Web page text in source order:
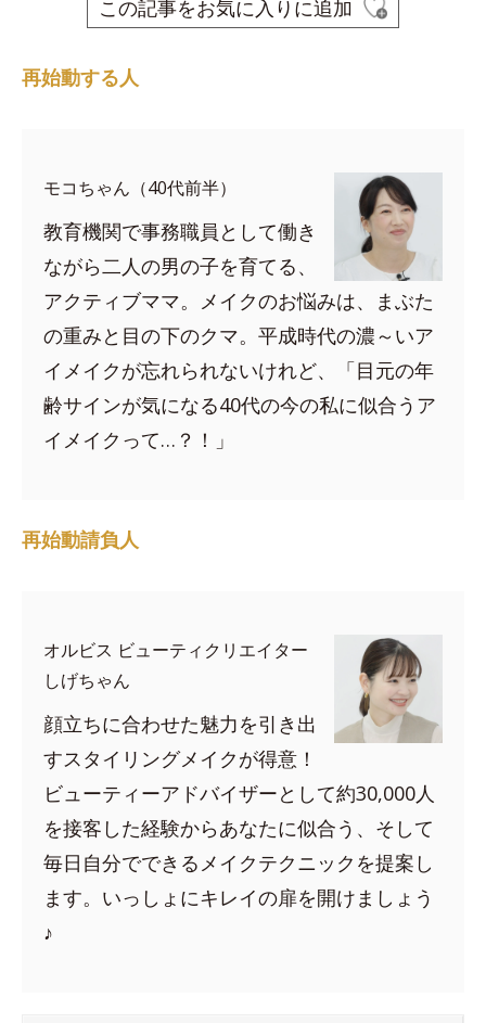
この記事をお気に入りに追加
再始動する人
モコちゃん（40代前半）
教育機関で事務職員として働き
ながら二人の男の子を育てる、
アクティブママ。メイクのお悩みは、まぶた
の重みと目の下のクマ。平成時代の濃～いア
イメイクが忘れられないけれど、「目元の年
齢サインが気になる40代の今の私に似合うア
イメイクって…？！」
再始動請負人
オルビス ビューティクリエイター
しげちゃん
顔立ちに合わせた魅力を引き出
すスタイリングメイクが得意！
ビューティーアドバイザーとして約30,000人
を接客した経験からあなたに似合う、そして
毎日自分でできるメイクテクニックを提案し
ます。いっしょにキレイの扉を開けましょう
♪